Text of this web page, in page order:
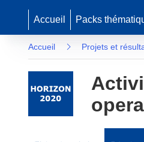
fenêtre)
Accueil Packs
Accueil Projets et